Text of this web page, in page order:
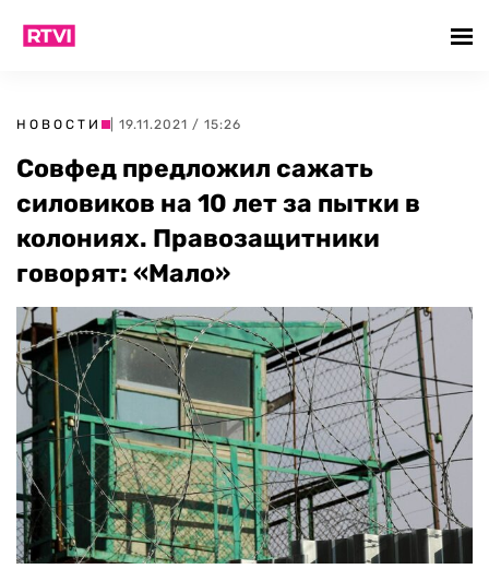
НОВОСТИ | 19.11.2021 / 15:26
Совфед предложил сажать
силовиков на 10 лет за пытки в
колониях. Правозащитники
говорят: «Мало»